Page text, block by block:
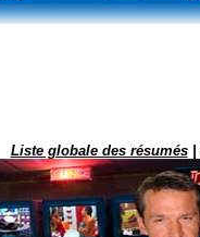
Liste globale des résumés|